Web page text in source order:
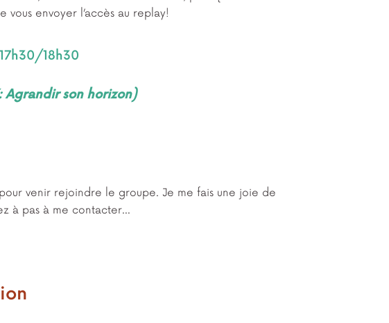
vous envoyer l’accès au replay!
18h30
Agrandir son horizon)
venir rejoindre le groupe. Je me fais une joie de
à pas à me contacter…